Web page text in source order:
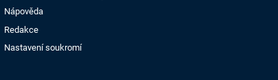
Nápověda
Redakce
Nastavení soukromí